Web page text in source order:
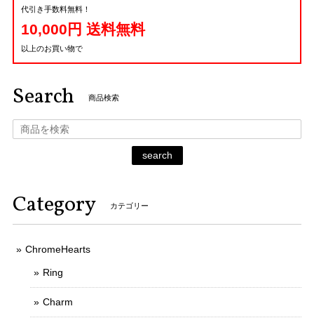
代引き手数料無料！
10,000円 送料無料
以上のお買い物で
Search 商品検索
search
Category カテゴリー
ChromeHearts
Ring
Charm